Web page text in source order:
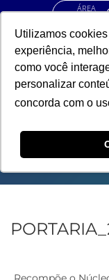
Utilizamos
experiência,
como você
personalizar
concorda com o
ÁREA